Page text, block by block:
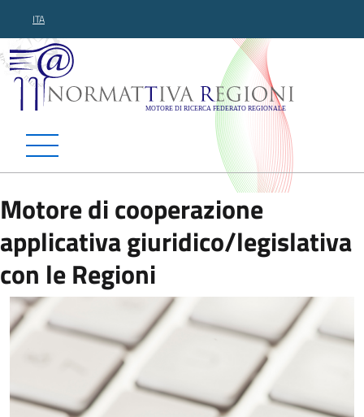
ITA
Normattiva Regioni -
Motore di cooperazione
applicativa giuridico/legislativa
con le Regioni